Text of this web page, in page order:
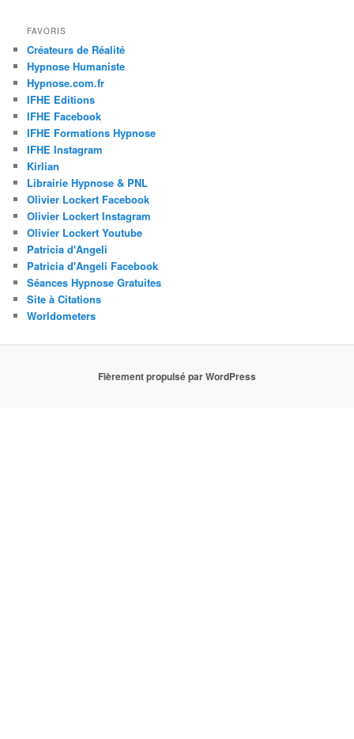
FAVORIS
Créateurs de Réalité
Hypnose Humaniste
Hypnose.com.fr
IFHE Editions
IFHE Facebook
IFHE Formations Hypnose
IFHE Instagram
Kirlian
Librairie Hypnose & PNL
Olivier Lockert Facebook
Olivier Lockert Instagram
Olivier Lockert Youtube
Patricia d'Angeli
Patricia d'Angeli Facebook
Séances Hypnose Gratuites
Site à Citations
Worldometers
Fièrement propulsé par WordPress